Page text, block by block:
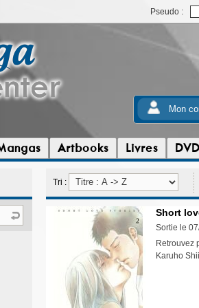
Pseudo :
Mon
Artbooks Livres DVD
Tri :
Short
Sortie le
Retrouvez
Karuho